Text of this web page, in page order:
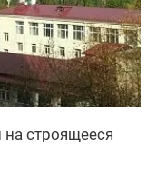
строящееся